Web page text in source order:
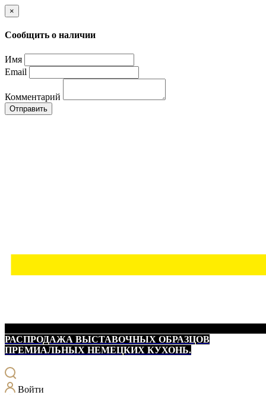
×
Сообщить о наличии
Имя
Email
Комментарий
Отправить
РАСПРОДАЖА ВЫСТАВОЧНЫХ ОБРАЗЦОВ
ПРЕМИАЛЬНЫХ НЕМЕЦКИХ КУХОНЬ.
Войти